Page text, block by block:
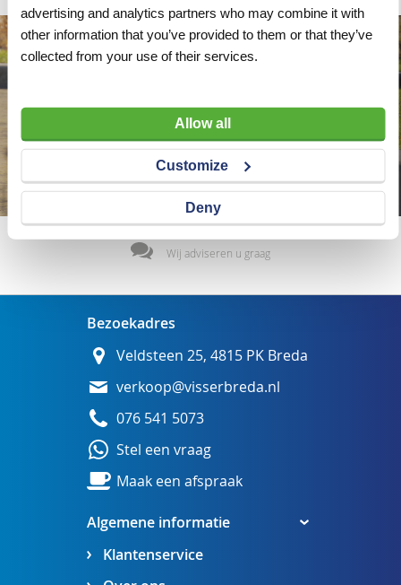
advertising and analytics partners who may combine it with
other information that you’ve provided to them or that they’ve
collected from your use of their services.
Allow all
Customize
Deny
Wij adviseren u graag
Algemene informatie
Klantenservice
Bezoekadres
Veldsteen 25, 4815 PK Breda
verkoop@visserbreda.nl
076 541 5073
Stel een vraag
Maak een afspraak